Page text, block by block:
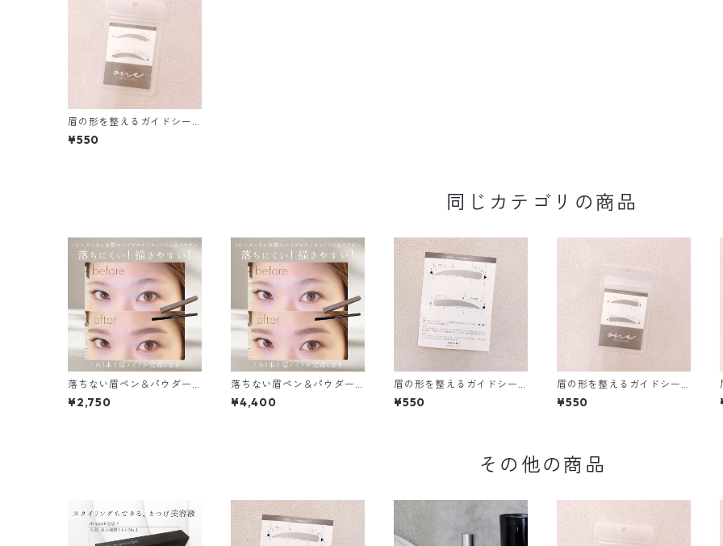
眉の形を整えるガイドシー
ル arch01
¥550
同じカテゴリの商品
落ちない眉ペン＆パウダーL.
L.Brow アイブロウ
¥2,750
落ちない眉ペン＆パウダー
【2本SET】L.L.Brow アイブ
ロウ
¥4,400
眉の形を整えるガイドシー
ル straight-feminine01
¥550
眉の形を整えるガイドシー
ル straight-feminine02
¥550
その他の商品